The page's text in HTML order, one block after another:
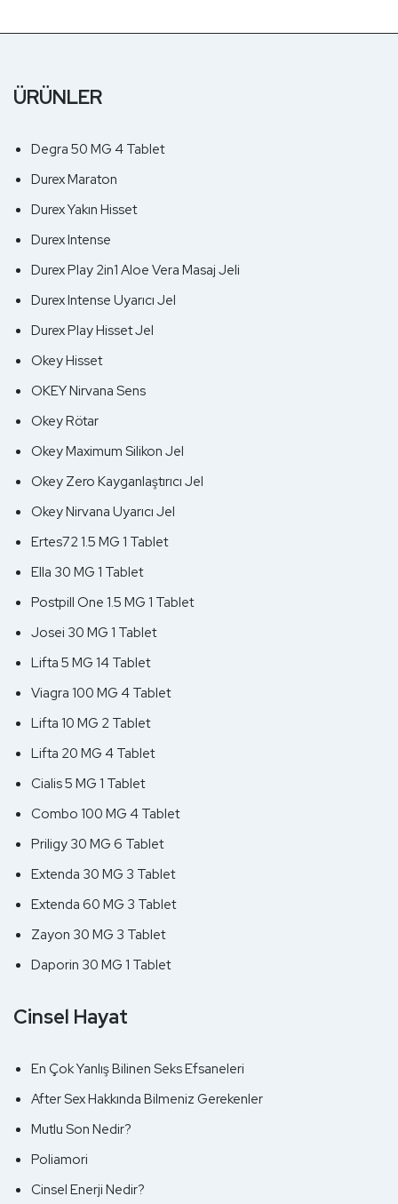
ÜRÜNLER
Degra 50 MG 4 Tablet
Durex Maraton
Durex Yakın Hisset
Durex Intense
Durex Play 2in1 Aloe Vera Masaj Jeli
Durex Intense Uyarıcı Jel
Durex Play Hisset Jel
Okey Hisset
OKEY Nirvana Sens
Okey Rötar
Okey Maximum Silikon Jel
Okey Zero Kayganlaştırıcı Jel
Okey Nirvana Uyarıcı Jel
Ertes72 1.5 MG 1 Tablet
Ella 30 MG 1 Tablet
Postpill One 1.5 MG 1 Tablet
Josei 30 MG 1 Tablet
Lifta 5 MG 14 Tablet
Viagra 100 MG 4 Tablet
Lifta 10 MG 2 Tablet
Lifta 20 MG 4 Tablet
Cialis 5 MG 1 Tablet
Combo 100 MG 4 Tablet
Priligy 30 MG 6 Tablet
Extenda 30 MG 3 Tablet
Extenda 60 MG 3 Tablet
Zayon 30 MG 3 Tablet
Daporin 30 MG 1 Tablet
Cinsel Hayat
En Çok Yanlış Bilinen Seks Efsaneleri
After Sex Hakkında Bilmeniz Gerekenler
Mutlu Son Nedir?
Poliamori
Cinsel Enerji Nedir?